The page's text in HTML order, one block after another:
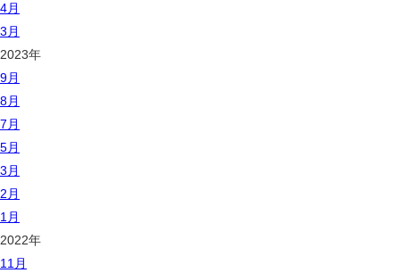
4月
3月
2023年
9月
8月
7月
5月
3月
2月
1月
2022年
11月